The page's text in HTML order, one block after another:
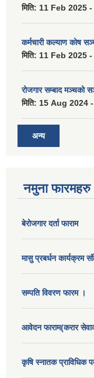
मिति: 11 Feb 2025
कर्मचारी कल्याण कोष
मिति: 11 Feb 2025
रोजगार सम्बाद मञ्चको
मिति: 15 Aug 2024
अन्य
नमुना फारमहरु
बेरोजगार दर्ता फाराम
मासु प्रबर्धन कार्यक्रम
सम्पति विवरण फारम ।
आवेदन फाराम(करार
कृषि स्नातक प्राविधिक